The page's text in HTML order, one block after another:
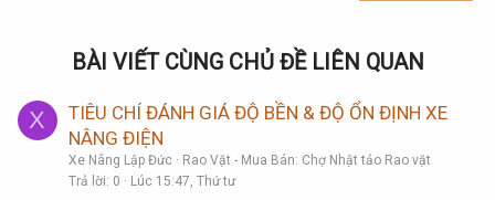
BÀI VIẾT CÙNG CHỦ ĐỀ LIÊN QUAN
X
TIÊU CHÍ ĐÁNH GIÁ ĐỘ BỀN & ĐỘ ỔN ĐỊNH XE
NÂNG ĐIỆN
Xe Nâng Lập Đức
Rao Vặt - Mua Bán: Chợ Nhật tảo Rao vặt
Trả lời 0 Lúc 15:47, Thứ tư